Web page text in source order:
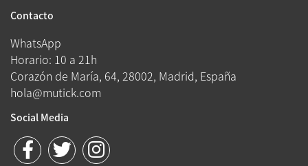
Contacto
WhatsApp
Horario: 10 a 21h
Corazón de María, 64, 28002, Madrid, España
hola@mutick.com
Social Media